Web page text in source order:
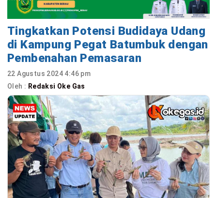
Tingkatkan Potensi Budidaya Udang
di Kampung Pegat Batumbuk dengan
Pembenahan Pemasaran
22 Agustus 2024 4:46 pm
Oleh : Redaksi Oke Gas